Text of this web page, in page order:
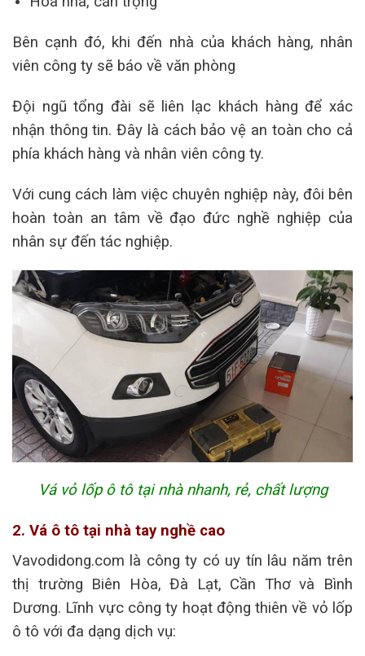
Bên cạnh đó, khi đến nhà của khách hàng, nhân
viên công ty sẽ báo về văn phòng
Đội ngũ tổng đài sẽ liên lạc khách hàng để xác
nhận thông tin.Đây là cách bảo vệ an toàn cho cả
phía khách hàng và nhân viên công ty.
Với cung cách làm việc chuyên nghiệp này, đôi bên
hoàn toàn an tâm về đạo đức nghề nghiệp của
nhân sự đến tác nghiệp.
Vá vỏ lốp ô tô tại nhà nhanh, rẻ, chất lượng
2. Vá ô tô tại nhà tay nghề cao
Vavodidong.com là công ty có uy tín lâu năm trên
thị trường Biên Hòa, Đà Lạt, Cần Thơ và Bình
Dương. Lĩnh vực công ty hoạt động thiên về vỏ lốp
ô tô với đa dạng dịch vụ: